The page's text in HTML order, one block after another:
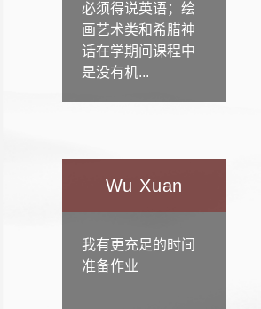
必须得说英语；绘
画艺术类和希腊神
话在学期间课程中
是没有机...
Wu Xuan
我有更充足的时间
准备作业